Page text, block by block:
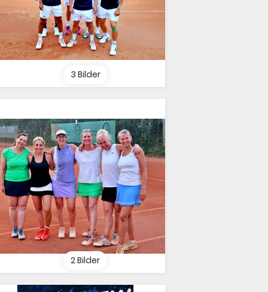
3 Bilder
2 Bilder